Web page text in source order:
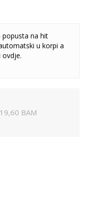
popusta na hit
u korpi a
ovdje.
19,60 BAM